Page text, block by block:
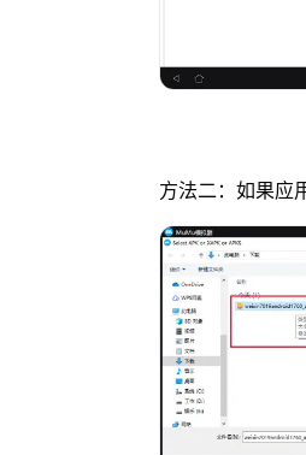
方法二：如果应